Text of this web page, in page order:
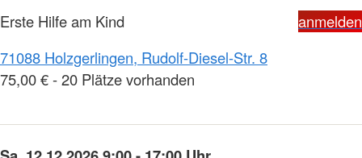
Erste Hilfe am Kind
anmelden
71088 Holzgerlingen, Rudolf-Diesel-Str. 8
75,00 € - 20 Plätze vorhanden